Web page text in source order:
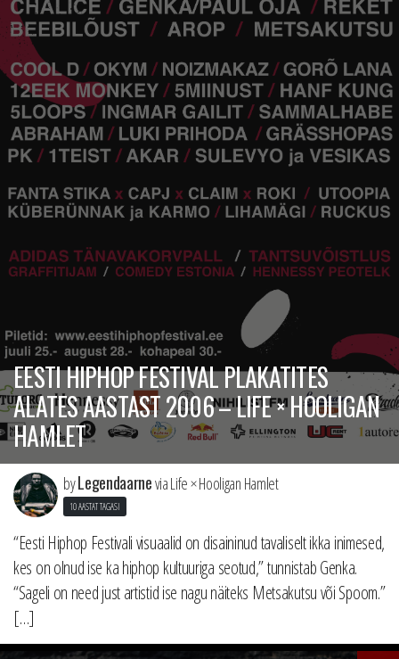
EESTI HIPHOP FESTIVAL PLAKATITES
ALATES AASTAST 2006 – LIFE × HOOLIGAN
HAMLET
byLegendaarnevia Life × Hooligan Hamlet
10 AASTAT TAGASI
“Eesti Hiphop Festivali visuaalid on disaininud tavaliselt ikka inimesed,
kes on olnud ise ka hiphop kultuuriga seotud,” tunnistab Genka.
“Sageli on need just artistid ise nagu näiteks Metsakutsu või Spoom.”
[…]